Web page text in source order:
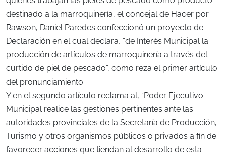
destinado a la marroquinería, el concejal de Hacer por
Rawson, Daniel Paredes confeccionó un proyecto de
Declaración en el cual declara, “de Interés Municipal la
producción de artículos de marroquinería a través del
curtido de piel de pescado”, como reza el primer artículo
del pronunciamiento.
Y en el segundo artículo reclama al, “Poder Ejecutivo
Municipal realice las gestiones pertinentes ante las
autoridades provinciales de la Secretaría de Producción,
Turismo y otros organismos públicos o privados a fin de
favorecer acciones que tiendan al desarrollo de esta